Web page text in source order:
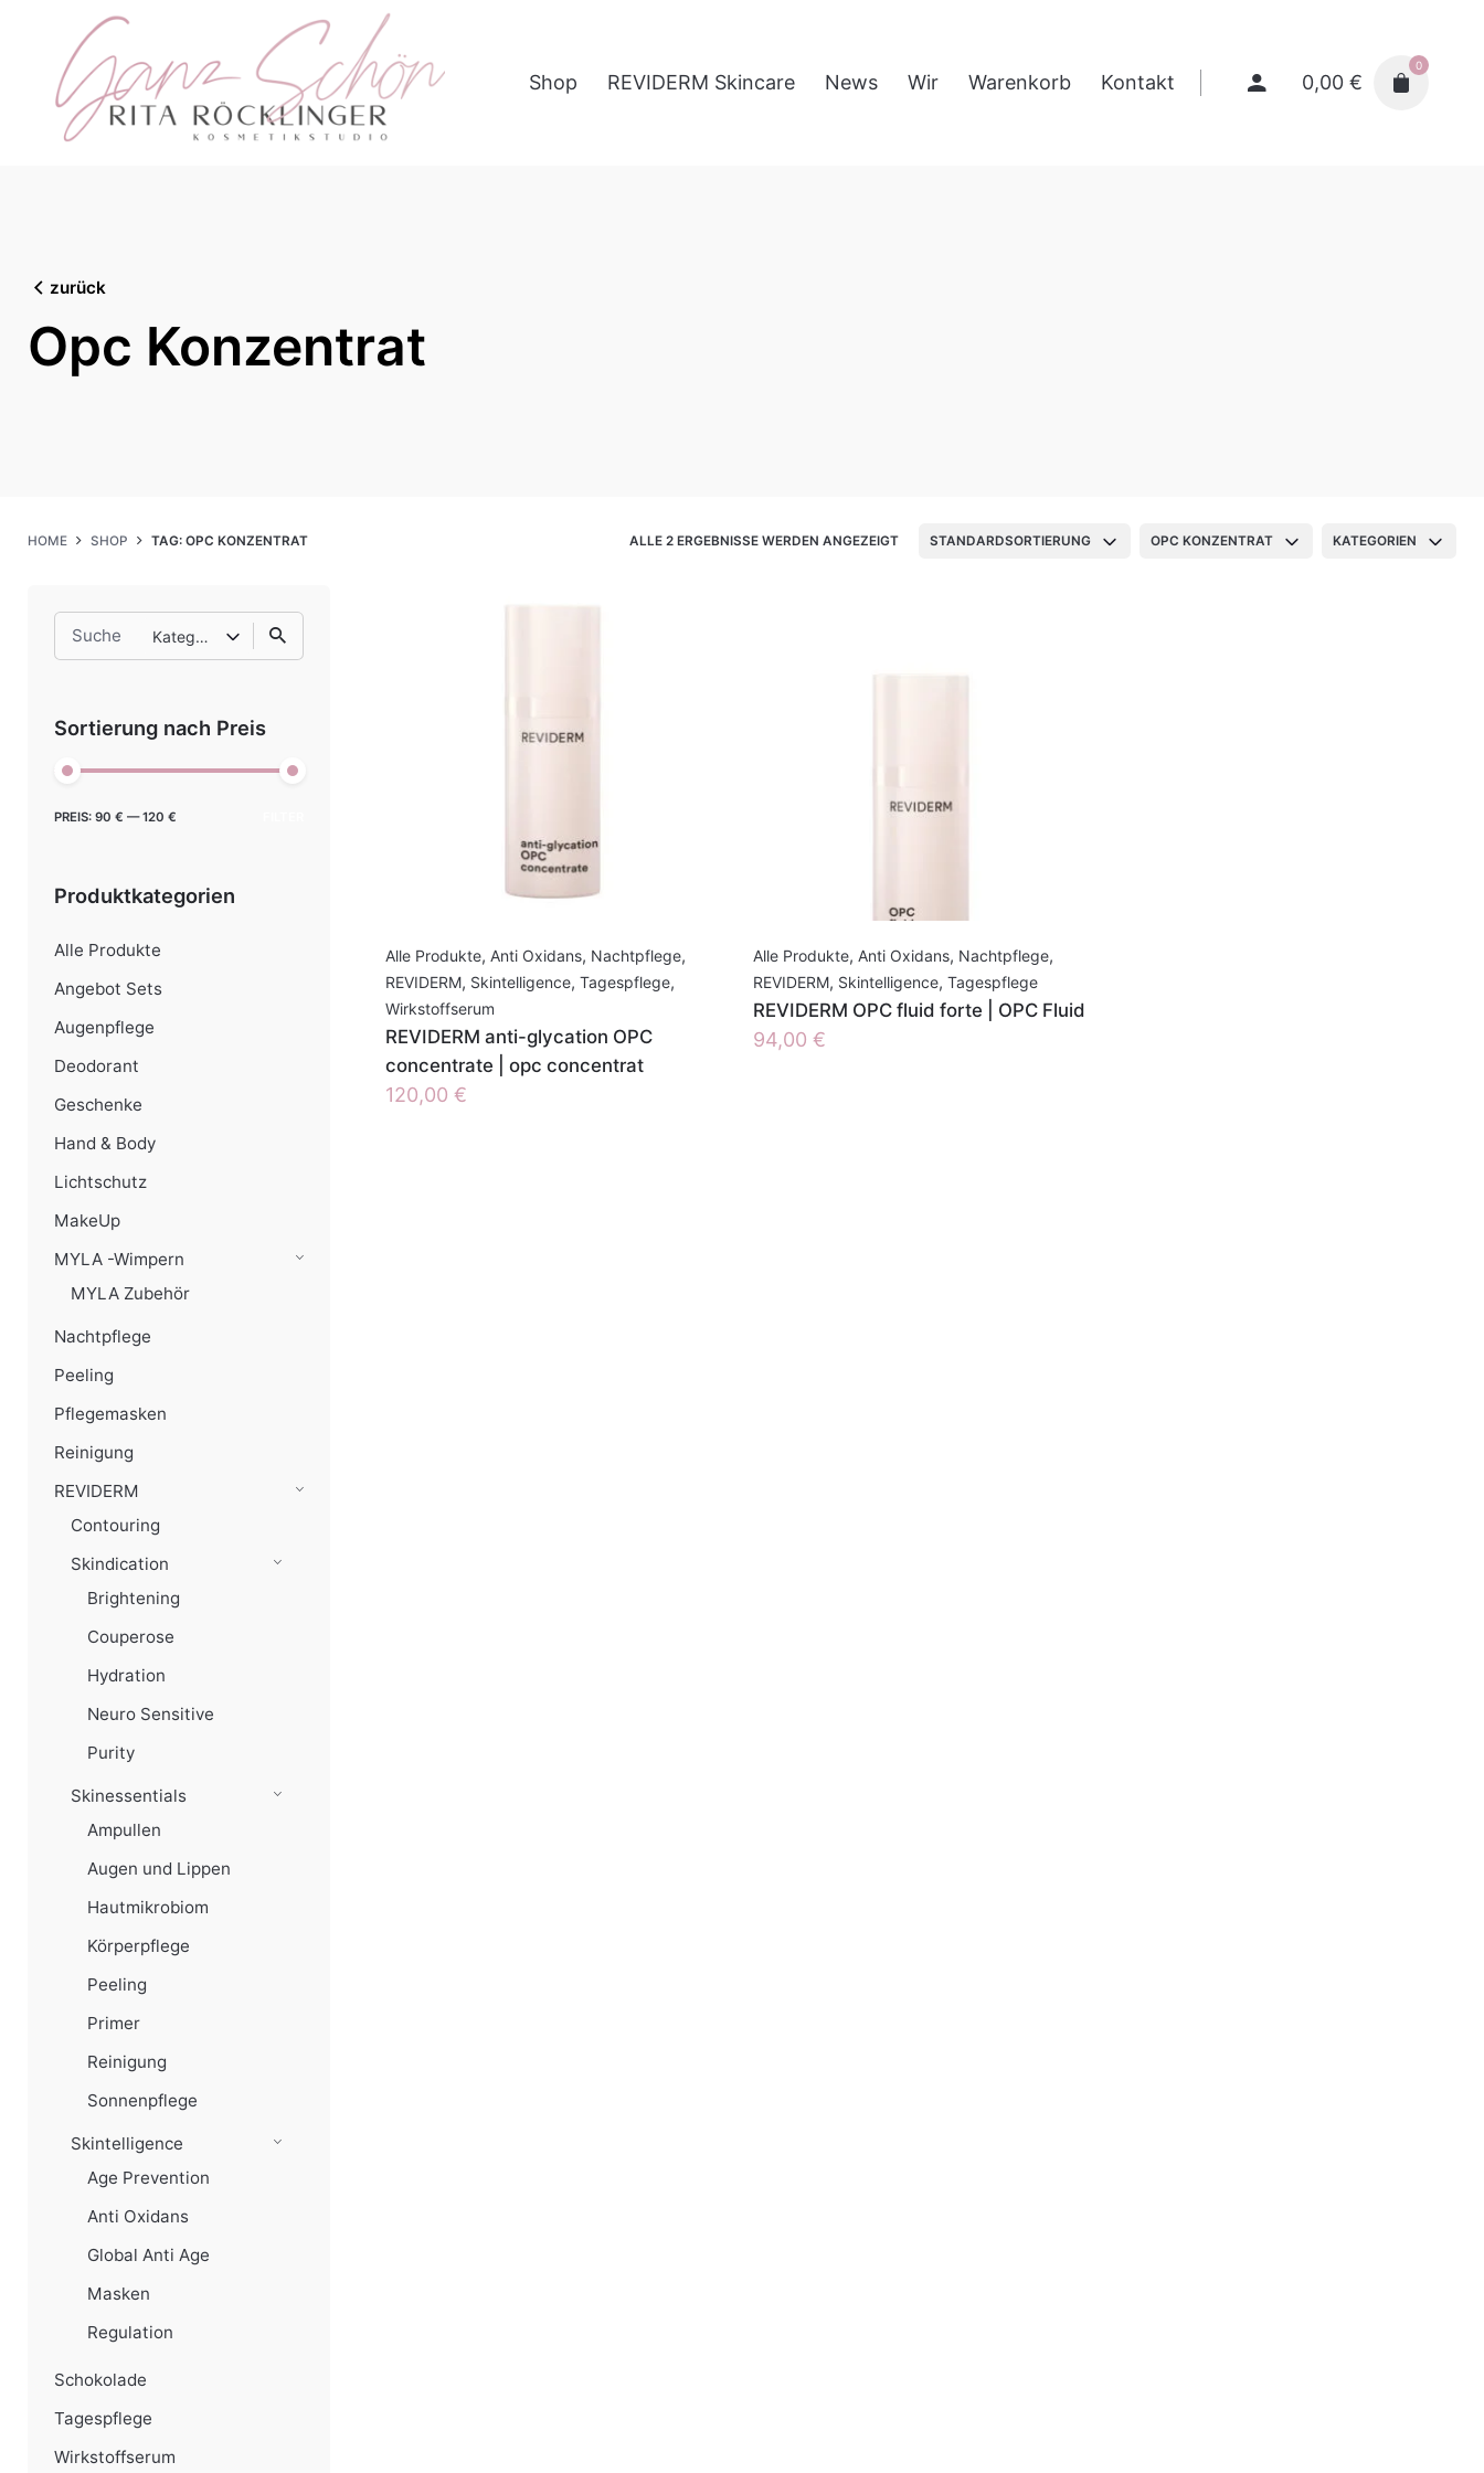
Shop REVIDERM Skincare News Wir Warenkorb Kontakt 0,00 €
0
zurück
Opc Konzentrat
HOME SHOP TAG: OPC KONZENTRAT ALLE 2 ERGEBNISSE WERDEN ANGEZEIGT STANDARDSORTIERUNG OPC KONZENTRAT KATEGORIEN
Search
for
Kategorie auswählen
Sortierung nach Preis
Min.
Max.
PREIS: 90 € —120 €
Produktkategorien
Alle Produkte
Angebot Sets
Augenpflege
Deodorant
Geschenke
Hand & Body
Lichtschutz
MakeUp
MYLA -Wimpern
MYLA Zubehör
Nachtpflege
Peeling
Pflegemasken
Reinigung
REVIDERM
Contouring
Skindication
Brightening
Couperose
Hydration
Neuro Sensitive
Purity
Skinessentials
Ampullen
Augen und Lippen
Hautmikrobiom
Körperpflege
Peeling
Primer
Reinigung
Sonnenpflege
Skintelligence
Age Prevention
Anti Oxidans
Global Anti Age
Masken
Regulation
Schokolade
Tagespflege
Wirkstoffserum
Alle Produkte, Anti Oxidans, Nachtpflege,
REVIDERM, Skintelligence, Tagespflege,
Wirkstoffserum
REVIDERM anti-glycation OPC
concentrate | opc concentrat
120,00 €
Alle Produkte, Anti Oxidans, Nachtpflege,
REVIDERM, Skintelligence, Tagespflege
REVIDERM OPC fluid forte | OPC Fluid
94,00 €